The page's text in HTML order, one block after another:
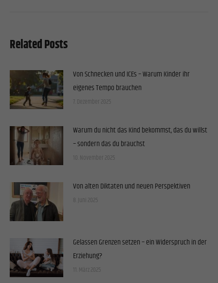
Related Posts
Von Schnecken und ICEs – Warum Kinder ihr
eigenes Tempo brauchen
7. Dezember 2025
Warum du nicht das Kind bekommst, das du willst
– sondern das du brauchst
10. November 2025
Von alten Diktaten und neuen Perspektiven
8. Juni 2025
Gelassen Grenzen setzen – ein Widerspruch in der
Erziehung?
11. März 2025